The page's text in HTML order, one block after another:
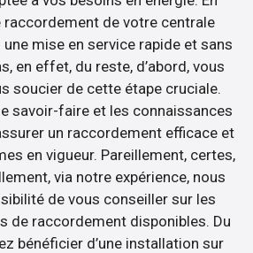
raccordement de votre centrale
mise en service rapide et sans
en effet, du reste, d’abord, vous
soucier de cette étape cruciale.
savoir-faire et les connaissances
un raccordement efficace et
en vigueur. Pareillement, certes,
via notre expérience, nous
de vous conseiller sur les
de raccordement disponibles. Du
bénéficier d’une installation sur